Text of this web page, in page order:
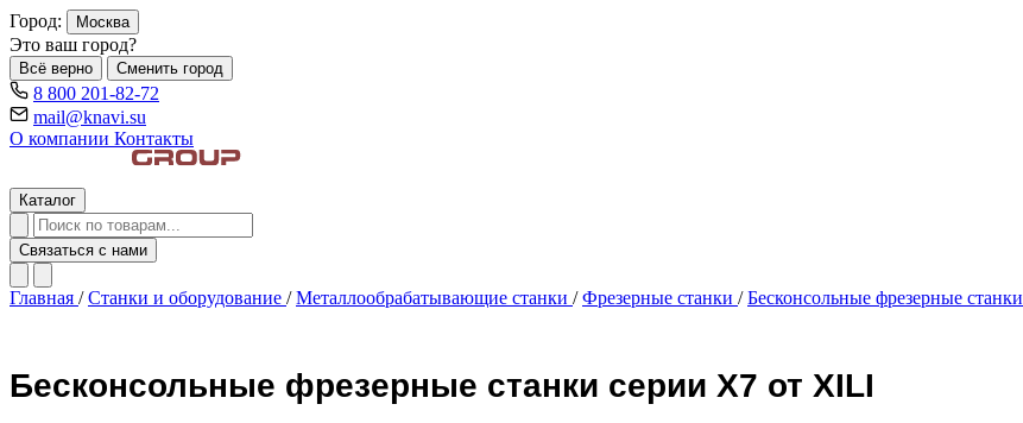
Город: Москва
Это ваш город?
Всё верно Сменить город
8 800 201-82-72
mail@knavi.su
О компании Контакты
Каталог
Связаться с нами
Главная / Станки и оборудование / Металлообрабатывающие станки / Фрезерные станки / Бесконсольные фрезерные станки
Бесконсольные фрезерные станки серии X7 от XILI